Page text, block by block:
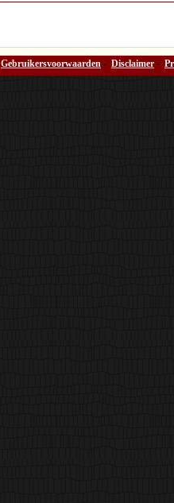
Gebruikersvoorwaarden - Disclaimer -